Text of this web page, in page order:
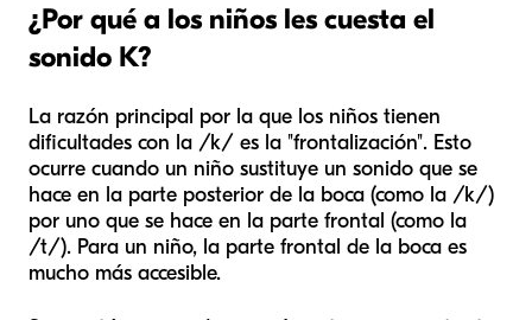
¿Por qué a los niños les cuesta el
sonido K?
La razón principal por la que los niños tienen
dificultades con la /k/ es la "frontalización". Esto
ocurre cuando un niño sustituye un sonido que se
hace en la parte posterior de la boca (como la /k/)
por uno que se hace en la parte frontal (como la
/t/). Para un niño, la parte frontal de la boca es
mucho más accesible.